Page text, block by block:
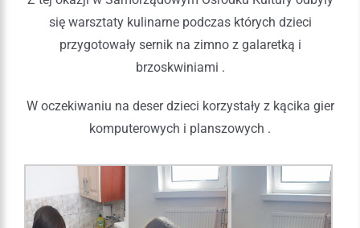
się warsztaty kulinarne podczas których dzieci
przygotowały sernik na zimno z galaretką i
brzoskwiniami .
W oczekiwaniu na deser dzieci korzystały z kącika gier
komputerowych i planszowych .